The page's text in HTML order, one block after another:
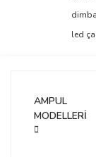
Görüş ve
Ürün fiyatı
Bu ürüne
led
AMPUL
MODELLERİ